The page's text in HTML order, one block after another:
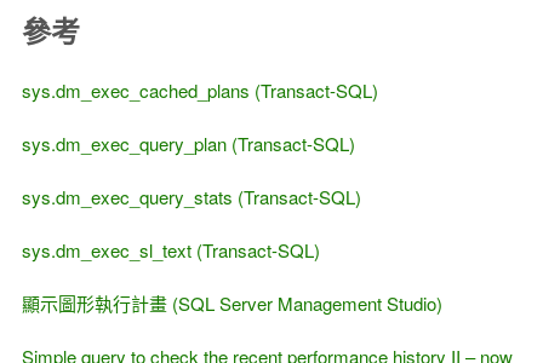
參考
sys.dm_exec_cached_plans (Transact-SQL)
sys.dm_exec_query_plan (Transact-SQL)
sys.dm_exec_query_stats (Transact-SQL)
sys.dm_exec_sl_text (Transact-SQL)
顯示圖形執行計畫 (SQL Server Management Studio)
Simple query to check the recent performance history II – now